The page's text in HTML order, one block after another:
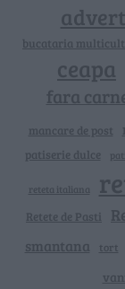
bucataria
ceapa
fara
mancare de post
patiserie dulce
reteta italiana
Retete de Pasti
smantana tort